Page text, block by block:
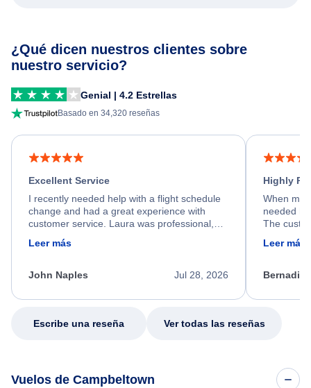
¿Qué dicen nuestros clientes sobre
nuestro servicio?
Genial | 4.2 Estrellas
Basado en 34,320 reseñas
Excellent Service
I recently needed help with a flight schedule
change and had a great experience with
customer service. Laura was professional,
friendly, and very helpful throughout the
process. She quickly found a solution and
appreciate her excellent service.
Leer más
Jul 28, 2026
John Naples
Highly
When my
needed
The
calm,
my issue.
Leer más
Escribe una reseña Ver todas las reseñas
Vuelos de Campbeltown